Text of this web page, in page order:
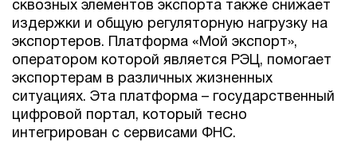
сквозных элементов экспорта также снижает
издержки и общую регуляторную нагрузку на
экспортеров. Платформа «Мой экспорт»,
оператором которой является РЭЦ, помогает
экспортерам в различных жизненных
ситуациях. Эта платформа – государственный
цифровой портал, который тесно
интегрирован с сервисами ФНС.